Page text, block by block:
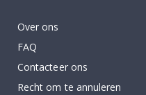
Over ons
FAQ
Contacteer ons
Recht om te annuleren